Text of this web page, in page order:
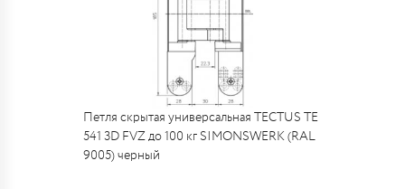
Петля скрытая универсальная TECTUS TE
541 3D FVZ до 100 кг SIMONSWERK (RAL
9005) черный